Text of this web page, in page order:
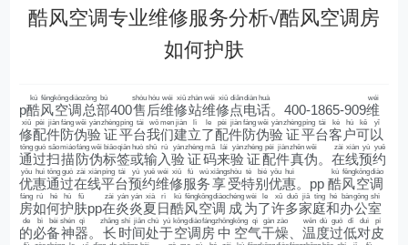
酷风空调专业维修服务分析√酷风空调房
如何护肤
p酷
kù
风
fēng
空
kōng
调
diào
总
zǒng
部
bù
400售
shòu
后
hòu
维
wéi
修
xiū
站
zhàn
维
wéi
修
xiū
点
diǎn
电
diàn
话
huà
。400-1865-909维
wéi
修
xiū
配
pèi
件
jiàn
防
fáng
伪
wěi
验
yàn
证
zhèng
平
píng
台
tái
我
wǒ
们
men
建
jiàn
立
lì
了
le
配
pèi
件
jiàn
防
fáng
伪
wěi
验
yàn
证
zhèng
平
píng
台
tái
客
kè
户
hù
可
kě
以
yǐ
通
tōng
过
guò
扫
sǎo
描
miáo
防
fáng
伪
wěi
标
biāo
签
qiān
或
huò
输
shū
入
rù
验
yàn
证
zhèng
码
mǎ
来
lái
验
yàn
证
zhèng
配
pèi
件
jiàn
真
zhēn
伪
wěi
。在
zài
线
xiàn
预
yù
约
yuē
优
yōu
惠
huì
通
tōng
过
guò
在
zài
线
xiàn
平
píng
台
tái
预
yù
约
yuē
维
wéi
修
xiū
服
fú
务
wù
享
xiǎng
受
shòu
特
tè
别
bié
优
yōu
惠
huì
。pp酷
kù
风
fēng
空
kōng
调
diào
房
fáng
如
rú
何
hé
护
hù
肤
fū
pp在
zài
炎
yán
炎
yán
夏
xià
日
rì
酷
kù
风
fēng
空
kōng
调
diào
成
chéng
为
wèi
了
le
许
xǔ
多
duō
家
jiā
庭
tíng
和
hé
办
bàn
公
gōng
室
shì
的
de
必
bì
备
bèi
神
shén
器
qì
。 长
zhǎng
时
shí
间
jiān
处
chù
于
yú
空
kōng
调
diào
房
fáng
中
zhōng
空
kōng
气
qì
干
gàn
燥
zào
、温
wēn
度
dù
过
guò
低
dī
对
duì
皮
pí